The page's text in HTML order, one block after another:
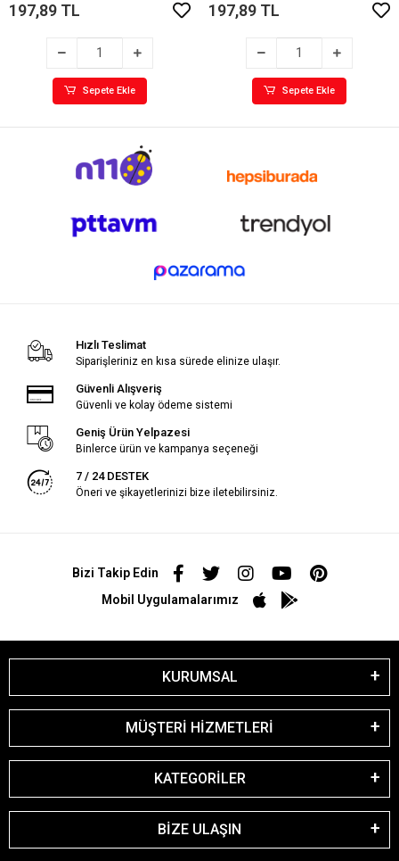
197,89 TL
Sepete Ekle
197,89 TL
Sepete Ekle
Hızlı Teslimat
Siparişleriniz en kısa sürede elinize ulaşır.
Güvenli Alışveriş
Güvenli ve kolay ödeme sistemi
Geniş Ürün Yelpazesi
Binlerce ürün ve kampanya seçeneği
7 / 24 DESTEK
Öneri ve şikayetlerinizi bize iletebilirsiniz.
Bizi Takip Edin
Mobil Uygulamalarımız
KURUMSAL
MÜŞTERİ HİZMETLERİ
KATEGORİLER
BİZE ULAŞIN